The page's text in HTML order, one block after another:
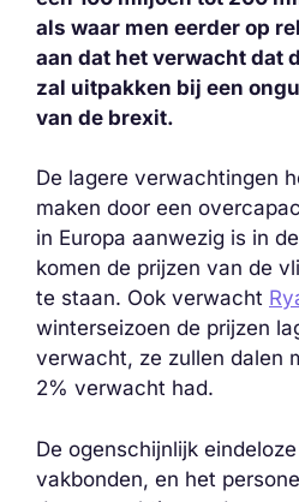
als waar men eerder op
aan dat het verwacht dat
zal uitpakken bij een
van de brexit.
De lagere verwachtingen
maken door een
in Europa aanwezig is in
komen de prijzen van de
te staan. Ook verwacht
winterseizoen de prijzen
verwacht, ze zullen dalen
2% verwacht had.
De ogenschijnlijk
vakbonden, en het